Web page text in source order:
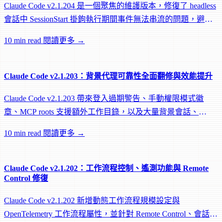
Claude Code v2.1.204 是一個聚焦的維護版本，修復了 headless
會話中 SessionStart 掛鉤執行期間事件無法串流的問題，避免
10 min read 閱讀更多 →
Claude Code v2.1.203：背景代理可靠性全面翻修與效能提升
Claude Code v2.1.203 帶來登入過期警告、手動權限模式徽
章、MCP roots 支援額外工作目錄，以及大量背景會話、
10 min read 閱讀更多 →
Claude Code v2.1.202：工作流程控制、遙測功能與 Remote
Control 修復
Claude Code v2.1.202 新增動態工作流程規模設定與
OpenTelemetry 工作流程屬性，並針對 Remote Control、會話管